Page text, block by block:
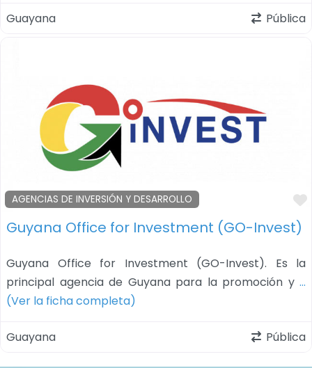
Guayana Pública
AGENCIAS DE INVERSIÓN Y DESARROLLO
Guyana Office for Investment (GO-Invest)
Guyana Office for Investment (GO-Invest). Es la
principal agencia de Guyana para la promoción y …
(Ver la ficha completa)
Guayana Pública